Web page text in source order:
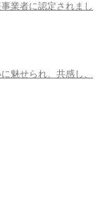
業者に認定されまし
魅せられ、共感し、